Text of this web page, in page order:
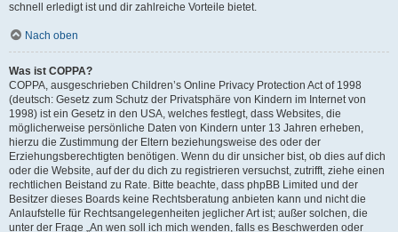
schnell erledigt ist und dir zahlreiche Vorteile bietet.
Nach oben
Was ist COPPA?
COPPA, ausgeschrieben Children’s Online Privacy Protection Act of 1998
(deutsch: Gesetz zum Schutz der Privatsphäre von Kindern im Internet von
1998) ist ein Gesetz in den USA, welches festlegt, dass Websites, die
möglicherweise persönliche Daten von Kindern unter 13 Jahren erheben,
hierzu die Zustimmung der Eltern beziehungsweise des oder der
Erziehungsberechtigten benötigen. Wenn du dir unsicher bist, ob dies auf dich
oder die Website, auf der du dich zu registrieren versuchst, zutrifft, ziehe einen
rechtlichen Beistand zu Rate. Bitte beachte, dass phpBB Limited und der
Besitzer dieses Boards keine Rechtsberatung anbieten kann und nicht die
Anlaufstelle für Rechtsangelegenheiten jeglicher Art ist; außer solchen, die
unter der Frage „An wen soll ich mich wenden, falls es Beschwerden oder